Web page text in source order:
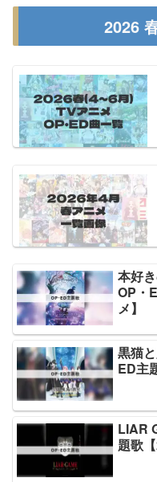
2026
本好
OP・
メ】
黒猫
ED主
LIAR
題歌